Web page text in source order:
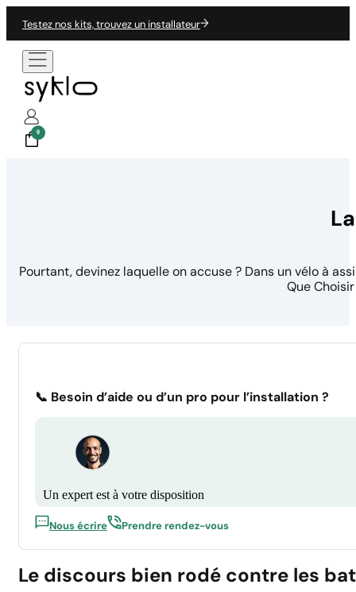
Testez nos kits, trouvez un installateur
0
Pourtant, devinez laquelle on accuse ? Dans un vélo à
Que
📞 Besoin d’aide ou d’un pro pour l’installation ?
Un expert est à votre disposition
Nous écrire Prendre rendez-vous
Le discours bien rodé contre les